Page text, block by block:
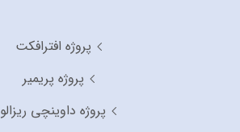
پروژه افترافکت
پروژه پریمیر
پروژه داوینچی ریزالو